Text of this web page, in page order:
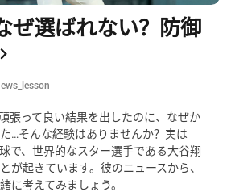
ぜ選ばれない？防御
張って良い結果を出したのに、なぜか
…そんな経験はありませんか？実は
で、世界的なスター選手である大谷翔
が起きています。彼のニュースから、
に考えてみましょう。